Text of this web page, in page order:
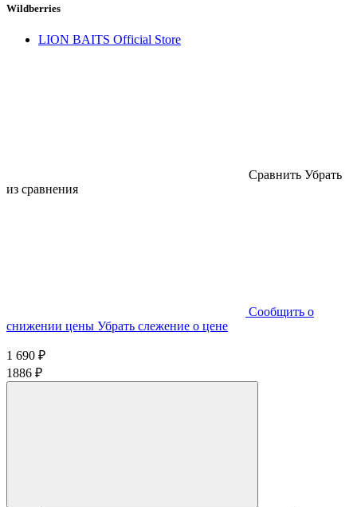
Wildberries
LION BAITS Official Store
Cравнить Убрать
из сравнения
Cообщить о
снижении цены Убрать слежение о цене
1 690 ₽
1886 ₽